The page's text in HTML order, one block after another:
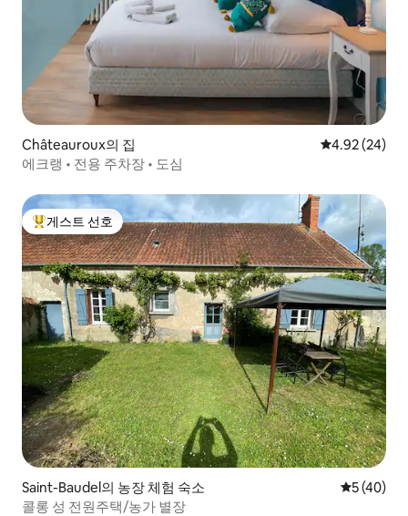
Châteauroux의 집 평점 4.92점(5
4.92 (24)
에크랭 • 전용 주차장 • 도심
상위 게스트 선호
게스트 선호
Saint-Baudel의 농장 체험 숙소 평점 5점(5
5 (40)
콜롱 성 전원주택/농가 별장